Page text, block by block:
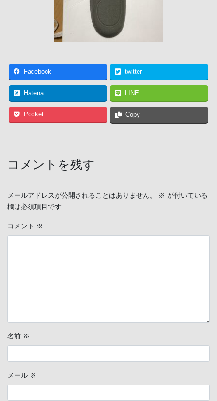
Facebook twitter
Hatena LINE
Pocket Copy
コメントを残す
メールアドレスが公開されることはありません。 ※ が付いている
欄は必須項目です
コメント ※
名前 ※
メール ※